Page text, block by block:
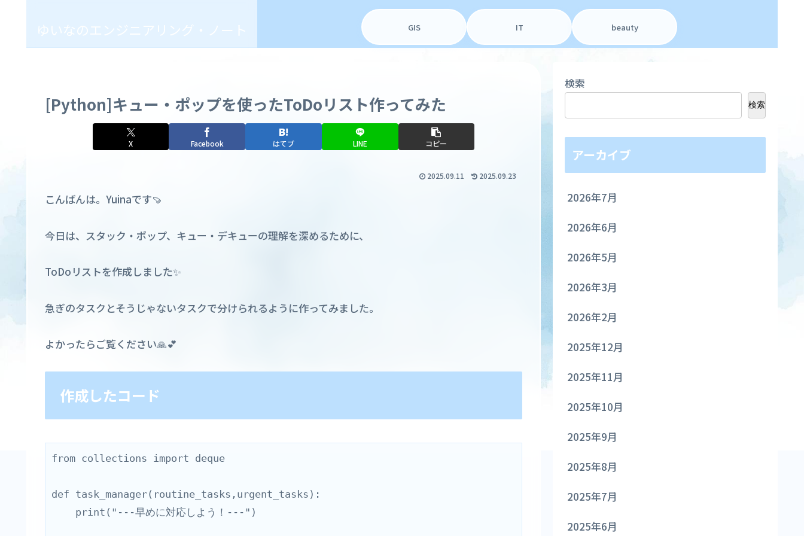
ゆいなのエンジニアリング・ノート GIS IT beauty
[Python]キュー・ポップを使ったToDoリスト作ってみた
X Facebook はてブ LINE コピー
2025.09.11 2025.09.23
こんばんは。Yuinaです🍠
今日は、スタック・ポップ、キュー・デキューの理解を深めるために、
ToDoリストを作成しました✨
急ぎのタスクとそうじゃないタスクで分けられるように作ってみました。
よかったらご覧ください🙏💕
作成したコード
from collections import deque
def task_manager(routine_tasks,urgent_tasks):
    print("---早めに対応しよう！---")
検索
検索
アーカイブ
2026年7月
2026年6月
2026年5月
2026年3月
2026年2月
2025年12月
2025年11月
2025年10月
2025年9月
2025年8月
2025年7月
2025年6月